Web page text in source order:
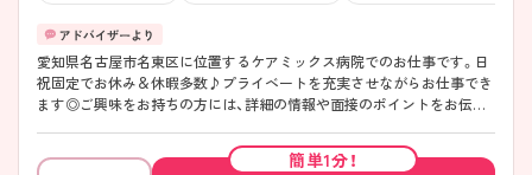
愛知県名古屋市名東区に位置するケアミックス病院でのお仕事です。日
祝固定でお休み＆休暇多数♪プライベートを充実させながらお仕事でき
ます◎ご興味をお持ちの方には、詳細の情報や面接のポイントをお伝え
簡単1分！